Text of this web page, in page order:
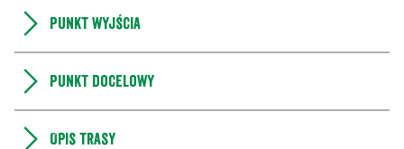
Punkt wyjścia
Punkt docelowy
Opis trasy